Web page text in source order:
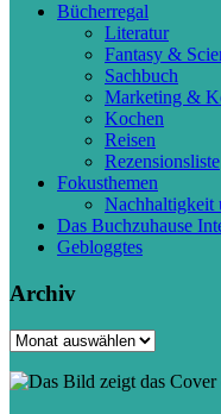
Bücherregal
Literatur
Fantasy &
Sachbuch
Marketing &
Kochen
Reisen
Rezensionsliste
Fokusthemen
Nachhaltigkeit
Das Buchzuhause
Gebloggtes
Archiv
Archiv